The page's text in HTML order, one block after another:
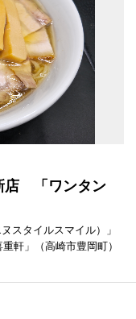
店 「ワンタン
スタイルスマイル）」
軒」（高崎市豊岡町）